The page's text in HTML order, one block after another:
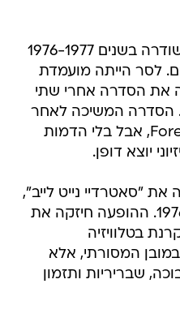
"מרי הרטמן, מרי הרטמן" שודרה בשנים 1976-1977
מ-300 פרקים. לסר הייתה מועמדת
את הסדרה אחרי שתי
הסדרה המשיכה לאחר
מכן בשם Forever Fernwood, אבל בלי הדמות
יוצא דופן.
"סאטרדיי נייט לייב",
בפרק ששודר ב-24 ביולי 1976. ההופעה חיזקה את
בטלוויזיה
המסורתי, אלא
שבריריות ותזמון